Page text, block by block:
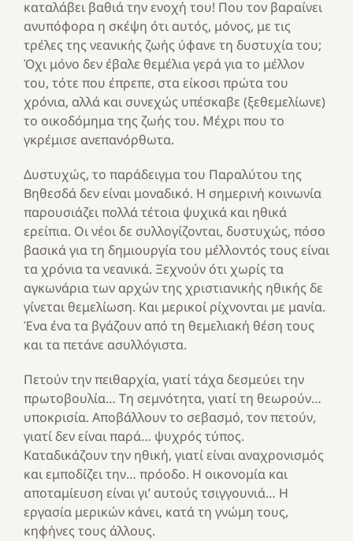
καταλάβει βαθιά την ενοχή του! Που τον βαραίνει
ανυπόφορα η σκέψη ότι αυτός, μόνος, με τις
τρέλες της νεανικής ζωής ύφανε τη δυστυχία του;
Όχι μόνο δεν έβαλε θεμέλια γερά για το μέλλον
του, τότε που έπρεπε, στα είκοσι πρώτα του
χρόνια, αλλά και συνεχώς υπέσκαβε (ξεθεμελίωνε)
το οικοδόμημα της ζωής του. Μέχρι που το
γκρέμισε ανεπανόρθωτα.
Δυστυχώς, το παράδειγμα του Παραλύτου της
Βηθεσδά δεν είναι μοναδικό. Η σημερινή κοινωνία
παρουσιάζει πολλά τέτοια ψυχικά και ηθικά
ερείπια. Οι νέοι δε συλλογίζονται, δυστυχώς, πόσο
βασικά για τη δημιουργία του μέλλοντός τους είναι
τα χρόνια τα νεανικά. Ξεχνούν ότι χωρίς τα
αγκωνάρια των αρχών της χριστιανικής ηθικής δε
γίνεται θεμελίωση. Και μερικοί ρίχνονται με μανία.
Ένα ένα τα βγάζουν από τη θεμελιακή θέση τους
και τα πετάνε ασυλλόγιστα.
Πετούν την πειθαρχία, γιατί τάχα δεσμεύει την
πρωτοβουλία… Τη σεμνότητα, γιατί τη θεωρούν…
υποκρισία. Αποβάλλουν το σεβασμό, τον πετούν,
γιατί δεν είναι παρά… ψυχρός τύπος.
Καταδικάζουν την ηθική, γιατί είναι αναχρονισμός
και εμποδίζει την… πρόοδο. Η οικονομία και
αποταμίευση είναι γι’ αυτούς τσιγγουνιά… Η
εργασία μερικών κάνει, κατά τη γνώμη τους,
κηφήνες τους άλλους.